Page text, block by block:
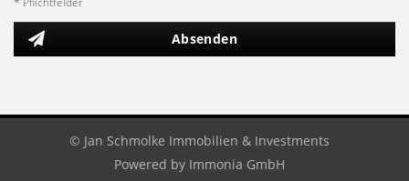
Absenden
© Jan Schmolke Immobilien & Investments
Powered by Immonia GmbH